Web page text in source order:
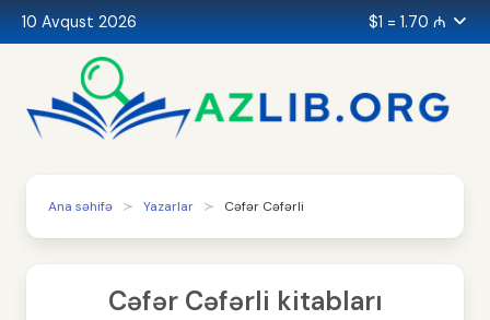
10 Avqust 2026 $1 = 1.70 ₼
Ana səhifə Yazarlar Cəfər Cəfərli
Cəfər Cəfərli kitabları